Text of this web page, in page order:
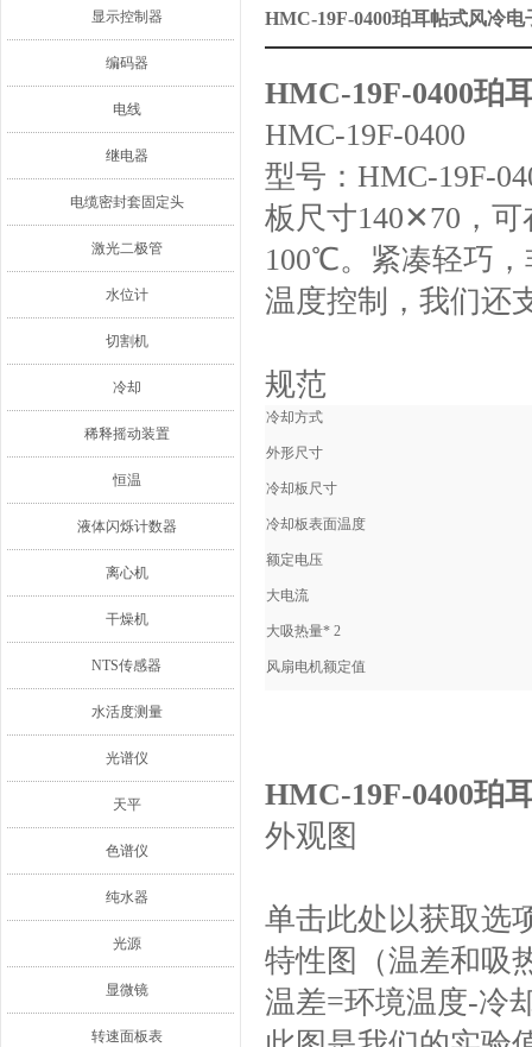
显示控制器
编码器
电线
继电器
电缆密封套固定头
激光二极管
水位计
切割机
冷却
稀释摇动装置
恒温
液体闪烁计数器
离心机
干燥机
NTS传感器
水活度测量
光谱仪
天平
色谱仪
纯水器
光源
显微镜
转速面板表
HMC-19F-0400珀耳帖式风冷
HMC-19F-0400珀
HMC-19F-0400
型号：HMC-19F-
板尺寸140✕70，
100℃。紧凑轻巧
温度控制，我们还
规范
冷却方式
外形尺寸
冷却板尺寸
冷却板表面温度
额定电压
大电流
大吸热量* 2
风扇电机额定值
HMC-19F-0400珀
外观图
单击此处以获取选
特性图（温差和吸
温差=环境温度-冷